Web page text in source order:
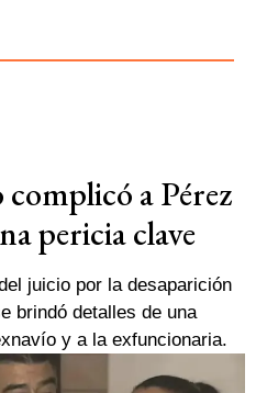
a Pérez
pericia clave
juicio por la desaparición
brindó detalles de una
y a la exfuncionaria.